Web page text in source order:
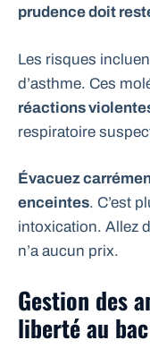
prudence doit
Les risques
d’asthme. Ces
réactions
respiratoire
Évacuez
enceintes. C’est
intoxication. Allez
n’a aucun prix.
Gestion des
liberté au